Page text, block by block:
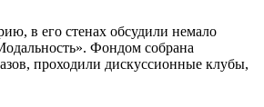
в его стенах обсудили немало
Фондом собрана
проходили дискуссионные клубы,